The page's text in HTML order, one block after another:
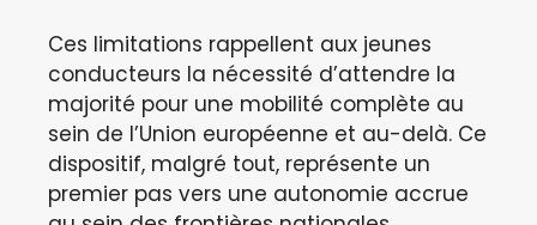
Ces limitations rappellent aux jeunes
conducteurs la nécessité d’attendre la
majorité pour une mobilité complète au
sein de l’Union européenne et au-delà. Ce
dispositif, malgré tout, représente un
premier pas vers une autonomie accrue